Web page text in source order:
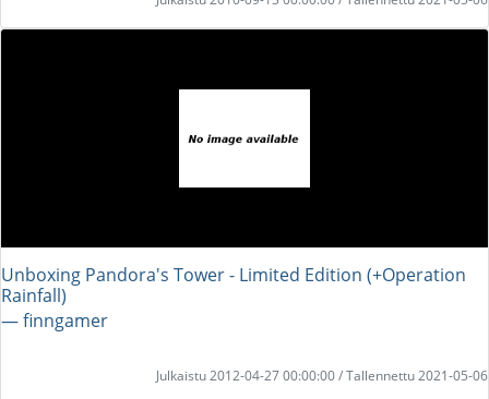
Unboxing Pandora's Tower - Limited Edition (+Operation
Rainfall)
― finngamer
Julkaistu 2012-04-27 00:00:00 / Tallennettu 2021-05-06